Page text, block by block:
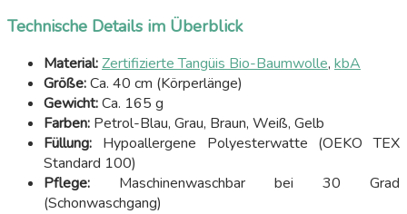
Technische Details im Überblick
Material:Zertifizierte Tangüis Bio-Baumwolle, kbA
Größe:Ca. 40 cm (Körperlänge)
Gewicht:Ca. 165 g
Farben: Petrol-Blau, Grau, Braun, Weiß, Gelb
Füllung: Hypoallergene Polyesterwatte (OEKO TEX
Standard 100)
Pflege: Maschinenwaschbar bei 30 Grad
(Schonwaschgang)